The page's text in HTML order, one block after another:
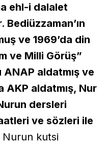
ehl-i dalalet
ve 1969’da din
ve Milli Görüş”
ANAP aldatmış ve
AKP aldatmış, Nur
dersleri
ve sözleri ile
Nurun kutsi